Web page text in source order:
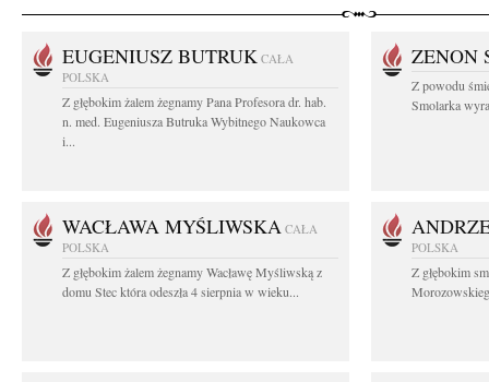
EUGENIUSZ BUTRUK CAŁA
POLSKA
Z głębokim żalem żegnamy Pana Profesora dr. hab.
n. med. Eugeniusza Butruka Wybitnego Naukowca
i...
ZENON
Z powodu
Smolarka
WACŁAWA MYŚLIWSKA CAŁA
POLSKA
Z głębokim żalem żegnamy Wacławę Myśliwską z
domu Stec która odeszła 4 sierpnia w wieku...
POLSKA
Z głębokim